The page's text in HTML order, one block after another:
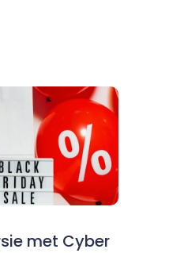
met Cyber